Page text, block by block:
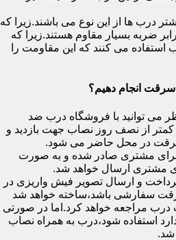
درب ها از این نوع می باشند.زیرا که
ضربه بسیار مقاوم هستند.زیرا که
می کنند که این مقاومت را
سرقت انجام دهیم؟
می توانید با فروشگاه درب ضد
از نصف روز نصاب جهت بازدید و
در محل حاضر می شود.
برای مشتری صادر شده و به صورت
مشتری ارسال خواهد شد.
و ارسال تصویر فیش واریزی در
سفارشی باشد،ساخته خواهد شد
مراجعه خواهد کرد.اما در صورتی
استفاده شود،درب به همراه نصاب
شد.